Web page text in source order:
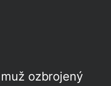
ozbrojený